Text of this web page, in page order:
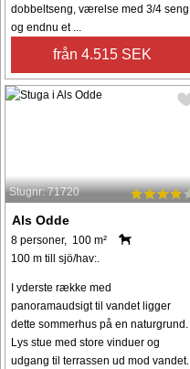
dobbeltseng, værelse med 3/4 seng
og endnu et ...
från 4.515 SEK
Stugnr: 71720
Als Odde
8 personer, 100 m²
100 m till sjö/hav:.
I yderste række med
panoramaudsigt til vandet ligger
dette sommerhus på en naturgrund.
Lys stue med store vinduer og
udgang til terrassen ud mod vandet.